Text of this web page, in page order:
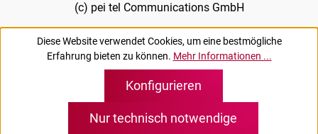
(c) pei tel Communications GmbH
Diese Website verwendet Cookies, um eine bestmögliche
Erfahrung bieten zu können. Mehr Informationen ...
Nur technisch notwendige
Konfigurieren